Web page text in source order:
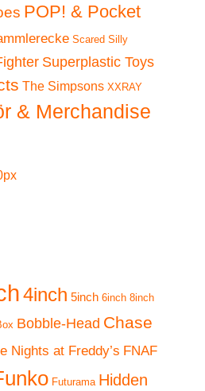
POP! & Pocket
Scared Silly
Superplastic Toys
The Simpsons XXRAY
& Merchandise
4inch 5inch 6inch 8inch
Bobble-Head Chase
Nights at Freddy’s FNAF
Futurama Hidden